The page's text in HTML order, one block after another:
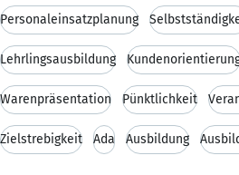
Personaleinsatzplanung
Lehrlingsausbildung
Warenpräsentation Pünktlichkeit
Zielstrebigkeit Ada Ausbildung